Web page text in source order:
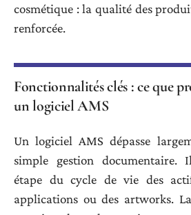
cosmétique : la qualité des
renforcée.
Fonctionnalités clés : ce que
un logiciel AMS
Un logiciel AMS dépasse
simple gestion documentaire.
étape du cycle de vie des
applications ou des artworks.